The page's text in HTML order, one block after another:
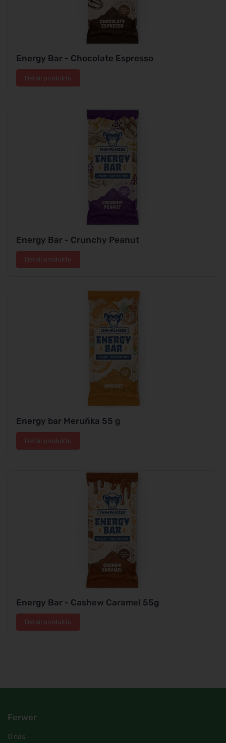
Energy Bar - Chocolate Espresso
Detail produktu
Energy Bar - Crunchy Peanut
Detail produktu
Energy bar Meruňka 55 g
Detail produktu
Energy Bar - Cashew Caramel 55g
Detail produktu
Ferwer
O nás